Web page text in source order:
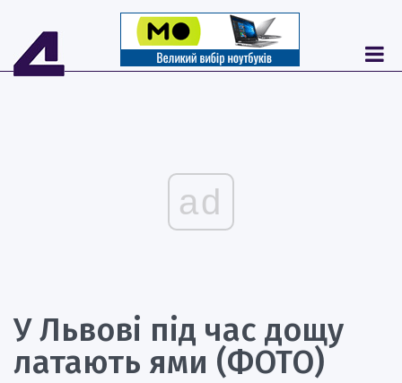
ad
У Львові під час дощу
латають ями (ФОТО)